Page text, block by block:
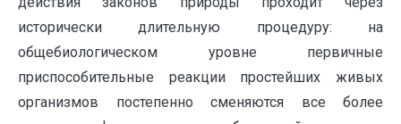
исторически длительную процедуру: на
общебиологическом уровне первичные
приспособительные реакции простейших живых
организмов постепенно сменяются все более